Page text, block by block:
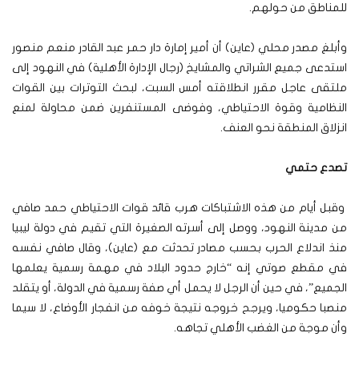
للمناطق من حولهم.
وأبلغ مصدر محلي (عاين) أن أمير إمارة دار حمر عبد القادر منعم منصور
استدعى جميع الشراتي والمشايخ (رجال الإدارة الأهلية) في النهود إلى
ملتقى عاجل مقرر انطلاقته أمس السبت، لبحث التوترات بين القوات
النظامية وقوة الاحتياطي، وفوضى المستنفرين ضمن محاولة لمنع
انزلاق المنطقة نحو العنف.
تصدع حتمي
وقبل أيام من هذه الاشتباكات هرب قائد قوات الاحتياطي حمد صافي
من مدينة النهود، ووصل إلى أسرته الصغيرة التي تقيم في دولة ليبيا
منذ اندلاع الحرب بحسب مصادر تحدثت مع (عاين)، وقال صافي نفسه
في مقطع صوتي إنه “خارج حدود البلاد في مهمة رسمية يعلمها
الجميع”، في حين أن الرجل لا يحمل أي صفة رسمية في الدولة، أو يتقلد
منصبا حكوميا، ويرجح خروجه نتيجة خوفه من انفجار الأوضاع، لا سيما
وأن موجة من الغضب الأهلي تجاهه.